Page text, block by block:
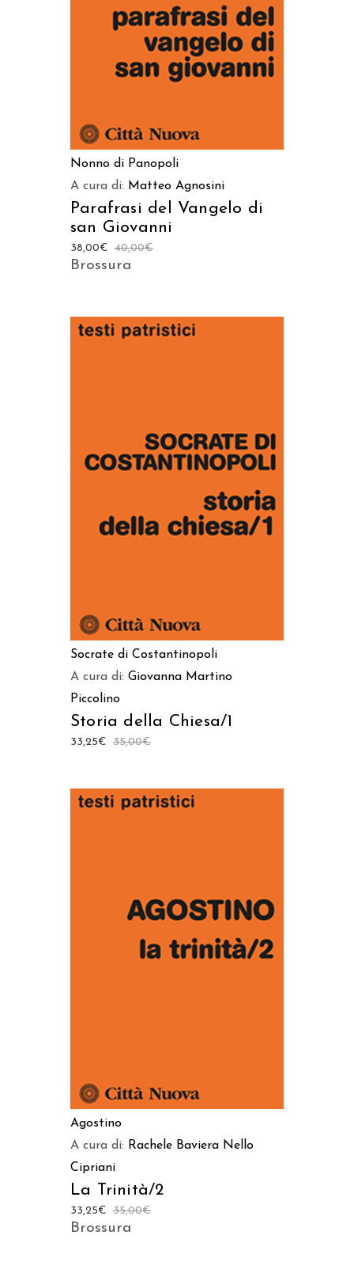
Nonno di Panopoli
A cura di: Matteo Agnosini
Parafrasi del Vangelo di
san Giovanni
40,00€
38,00€
Brossura
Socrate di Costantinopoli
A cura di: Giovanna Martino
Piccolino
Storia della Chiesa/1
35,00€
33,25€
AGGIUNGI AL CARRELLO
Agostino
A cura di: Rachele Baviera Nello
Cipriani
La Trinità/2
35,00€
33,25€
Brossura